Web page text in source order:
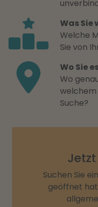
Was Sie
Welche
Sie von
Wo Sie
Wo
welchem
Suche?
Suchen Sie
geöffnet